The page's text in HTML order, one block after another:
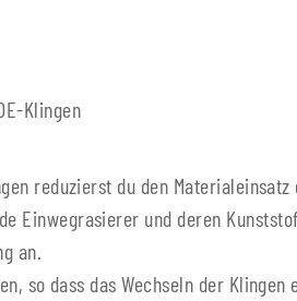
Klingen
reduzierst du den
Einwegrasierer und deren
an.
so dass das Wechseln der